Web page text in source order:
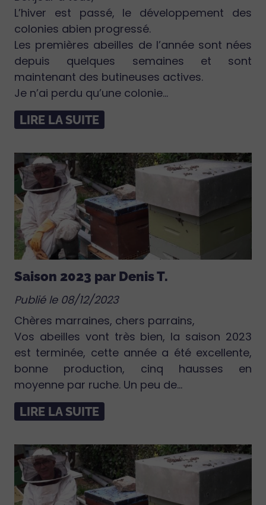
L’hiver est passé, le développement des
colonies abien progressé.
Les premières abeilles de l’année sont nées
depuis quelques semaines et sont
maintenant des butineuses actives.
Je n’ai perdu qu’une colonie...
LIRE LA SUITE
Saison 2023 par Denis T.
Publié le 08/12/2023
Chères marraines, chers parrains,
Vos abeilles vont très bien, la saison 2023
est terminée, cette année a été excellente,
bonne production, cinq hausses en
moyenne par ruche. Un peu de...
LIRE LA SUITE